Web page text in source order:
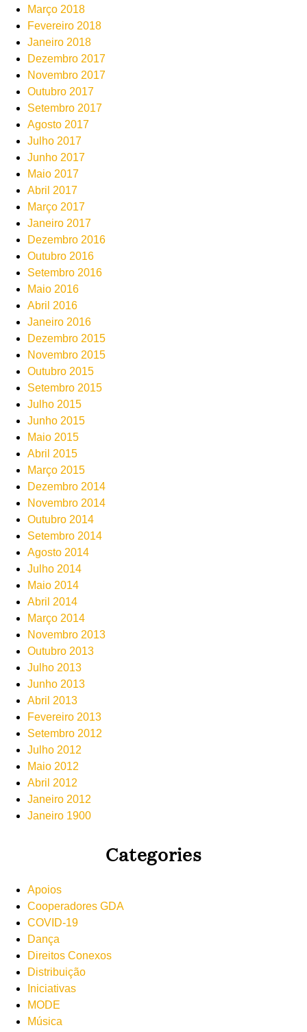
Março 2018
Fevereiro 2018
Janeiro 2018
Dezembro 2017
Novembro 2017
Outubro 2017
Setembro 2017
Agosto 2017
Julho 2017
Junho 2017
Maio 2017
Abril 2017
Março 2017
Janeiro 2017
Dezembro 2016
Outubro 2016
Setembro 2016
Maio 2016
Abril 2016
Janeiro 2016
Dezembro 2015
Novembro 2015
Outubro 2015
Setembro 2015
Julho 2015
Junho 2015
Maio 2015
Abril 2015
Março 2015
Dezembro 2014
Novembro 2014
Outubro 2014
Setembro 2014
Agosto 2014
Julho 2014
Maio 2014
Abril 2014
Março 2014
Novembro 2013
Outubro 2013
Julho 2013
Junho 2013
Abril 2013
Fevereiro 2013
Setembro 2012
Julho 2012
Maio 2012
Abril 2012
Janeiro 2012
Janeiro 1900
Categories
Apoios
Cooperadores GDA
COVID-19
Dança
Direitos Conexos
Distribuição
Iniciativas
MODE
Música